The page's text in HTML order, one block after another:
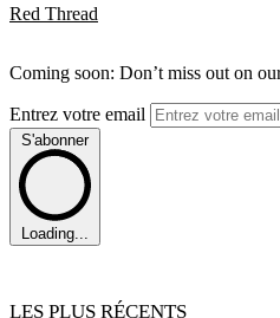
Red Thread
Coming soon: Don’t miss out on
Entrez votre email
S'abonner
Loading...
LES PLUS RÉCENTS